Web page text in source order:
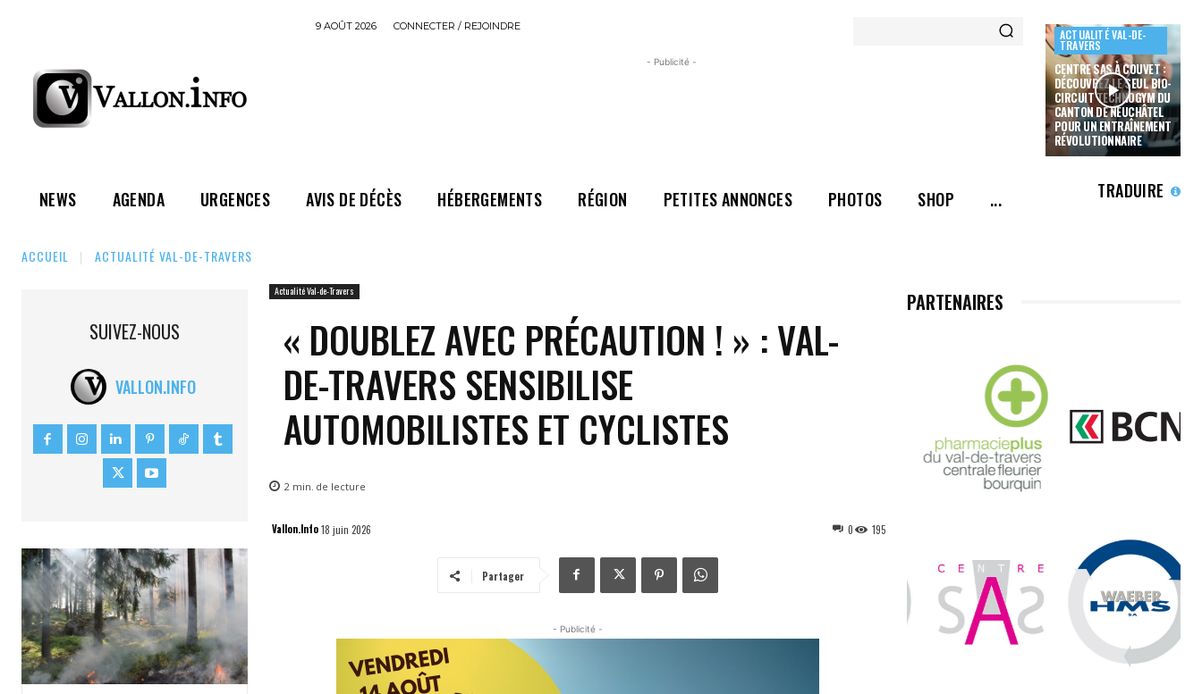
9 AOÛT 2026 CONNECTER / REJOINDRE
- Publicité -
ACTUALITÉ VAL-DE-
TRAVERS
CENTRE SAS À COUVET :
DÉCOUVREZ LE SEUL BIO-
CIRCUIT TECHNOGYM DU
CANTON DE NEUCHÂTEL
POUR UN ENTRAÎNEMENT
RÉVOLUTIONNAIRE
NEWS AGENDA URGENCES AVIS DE DÉCÈS HÉBERGEMENTS RÉGION PETITES ANNONCES PHOTOS SHOP ... TRADUIRE
ACCUEIL ACTUALITÉ VAL-DE-TRAVERS
SUIVEZ-NOUS
VALLON.INFO
Actualité Val-de-Travers
« DOUBLEZ AVEC PRÉCAUTION ! » : VAL-
DE-TRAVERS SENSIBILISE
AUTOMOBILISTES ET CYCLISTES
2 min. de lecture
Vallon.Info18 juin 2026 195
0
Partager
- Publicité -
PARTENAIRES